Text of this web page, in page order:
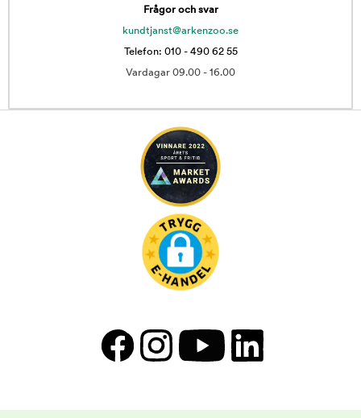
Frågor och svar
kundtjanst@arkenzoo.se
Telefon: 010 - 490 62 55
Vardagar 09.00 - 16.00